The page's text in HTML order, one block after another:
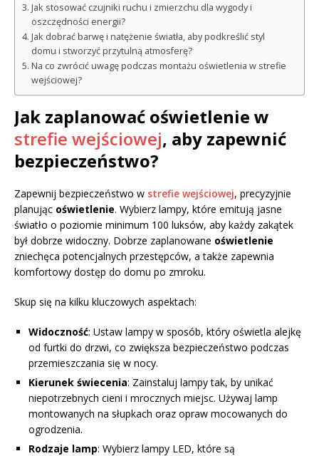
Jak stosować czujniki ruchu i zmierzchu dla wygody i
oszczędności energii?
Jak dobrać barwę i natężenie światła, aby podkreślić styl
domu i stworzyć przytulną atmosferę?
Na co zwrócić uwagę podczas montażu oświetlenia w strefie
wejściowej?
Jak zaplanować oświetlenie w
strefie wejściowej, aby zapewnić
bezpieczeństwo?
Zapewnij bezpieczeństwo w strefie wejściowej, precyzyjnie
planując oświetlenie. Wybierz lampy, które emitują jasne
światło o poziomie minimum 100 luksów, aby każdy zakątek
był dobrze widoczny. Dobrze zaplanowane oświetlenie
zniechęca potencjalnych przestępców, a także zapewnia
komfortowy dostęp do domu po zmroku.
Skup się na kilku kluczowych aspektach:
Widoczność: Ustaw lampy w sposób, który oświetla alejkę
od furtki do drzwi, co zwiększa bezpieczeństwo podczas
przemieszczania się w nocy.
Kierunek świecenia: Zainstaluj lampy tak, by unikać
niepotrzebnych cieni i mrocznych miejsc. Używaj lamp
montowanych na słupkach oraz opraw mocowanych do
ogrodzenia.
Rodzaje lamp: Wybierz lampy LED, które są